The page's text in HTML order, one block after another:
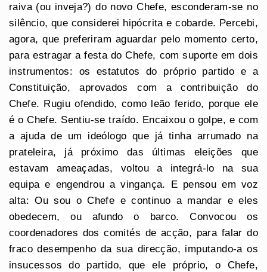
raiva (ou inveja?) do novo Chefe, esconderam-se no
silêncio, que considerei hipócrita e cobarde. Percebi,
agora, que preferiram aguardar pelo momento certo,
para estragar a festa do Chefe, com suporte em dois
instrumentos: os estatutos do próprio partido e a
Constituição, aprovados com a contribuição do
Chefe. Rugiu ofendido, como leão ferido, porque ele
é o Chefe. Sentiu-se traído. Encaixou o golpe, e com
a ajuda de um ideólogo que já tinha arrumado na
prateleira, já próximo das últimas eleições que
estavam ameaçadas, voltou a integrá-lo na sua
equipa e engendrou a vingança. E pensou em voz
alta: Ou sou o Chefe e continuo a mandar e eles
obedecem, ou afundo o barco. Convocou os
coordenadores dos comités de acção, para falar do
fraco desempenho da sua direcção, imputando-a os
insucessos do partido, que ele próprio, o Chefe,